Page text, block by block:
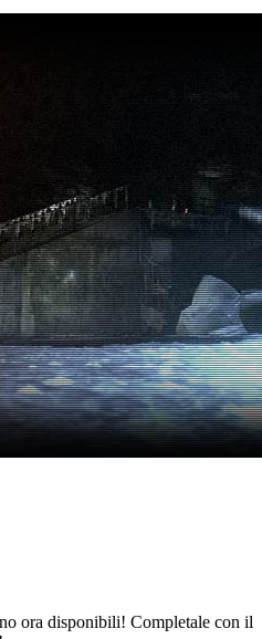
ora disponibili! Completale con il